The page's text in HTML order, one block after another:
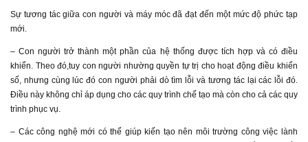
Sự tương tác giữa con người và máy móc đã đạt đến một mức độ phức tạp
mới.
– Con người trở thành một phần của hệ thống được tích hợp và có điều
khiển. Theo đó,tuy con người nhường quyền tự trị cho hoạt động điều khiển
số, nhưng cùng lúc đó con người phải dò tìm lỗi và tương tác lại các lỗi đó.
Điều này không chỉ áp dụng cho các quy trình chế tạo mà còn cho cả các quy
trình phục vụ.
– Các công nghệ mới có thể giúp kiến tạo nên môi trường công việc lành